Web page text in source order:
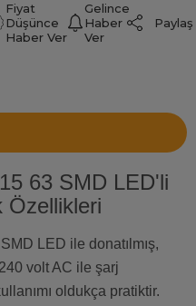
Fiyat
Düşünce
Haber Ver
Gelince
Haber
Ver
Paylaş
63 SMD LED'li
Özellikleri
LED ile donatılmış,
volt AC ile şarj
oldukça pratiktir.